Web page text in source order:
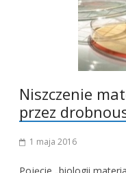
Niszczenie
przez
1 maja 2016